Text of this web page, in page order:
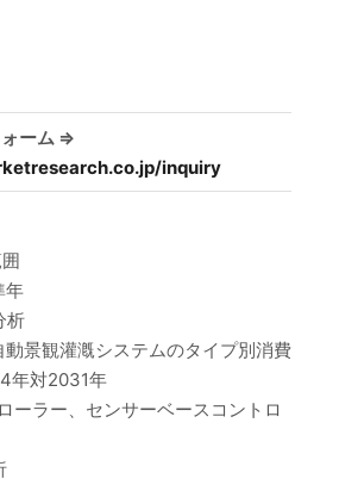
ーム ⇒
inquiry
年
析
動景観灌漑システムのタイプ別消費
年対2031年
ーラー、センサーベースコントロ